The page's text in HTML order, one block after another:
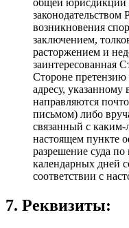
общей юрисдикции
возникновения
заключением,
расторжением и
заинтересованная
Стороне
адресу,
направляются
письмом) либо
связанный с каким-
настоящем пункте
разрешение суда
календарных дней
соответствии с
7. Реквизиты: